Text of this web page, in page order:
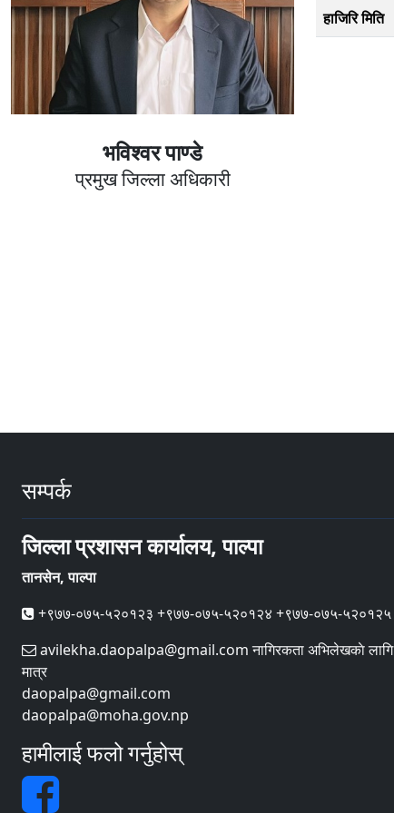
भविश्वर पाण्डे
प्रमुख जिल्ला अधिकारी
हाजिरि मिति
सम्पर्क
जिल्ला प्रशासन कार्यालय, पाल्पा
तानसेन, पाल्पा
+९७७-०७५-५२०१२३ +९७७-०७५-५२०१२४ +९७७-०७५-५२०१२५
avilekha.daopalpa@gmail.com नागिरकता अभिलेखकाे लागि
मात्र
daopalpa@gmail.com
daopalpa@moha.gov.np
हामीलाई फलो गर्नुहोस्